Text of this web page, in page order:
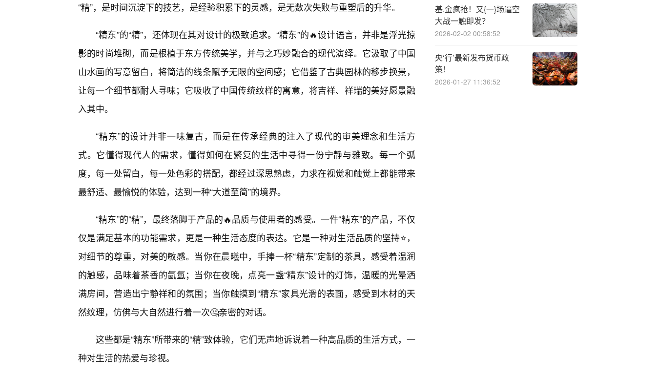
“精”，是时间沉淀下的技艺，是经验积累下的灵感，是无数次失败与重塑后的升华。
“精东”的“精”，还体现在其对设计的极致追求。“精东”的🔥设计语言，并非是浮光掠
影的时尚堆砌，而是根植于东方传统美学，并与之巧妙融合的现代演绎。它汲取了中国
山水画的写意留白，将简洁的线条赋予无限的空间感；它借鉴了古典园林的移步换景，
让每一个细节都耐人寻味；它吸收了中国传统纹样的寓意，将吉祥、祥瑞的美好愿景融
入其中。
“精东”的设计并非一味复古，而是在传承经典的注入了现代的审美理念和生活方
式。它懂得现代人的需求，懂得如何在繁复的生活中寻得一份宁静与雅致。每一个弧
度，每一处留白，每一处色彩的搭配，都经过深思熟虑，力求在视觉和触觉上都能带来
最舒适、最愉悦的体验，达到一种“大道至简”的境界。
“精东”的“精”，最终落脚于产品的🔥品质与使用者的感受。一件“精东”的产品，不仅
仅是满足基本的功能需求，更是一种生活态度的表达。它是一种对生活品质的坚持⭐，
对细节的尊重，对美的敏感。当你在晨曦中，手捧一杯“精东”定制的茶具，感受着温润
的触感，品味着茶香的氤氲；当你在夜晚，点亮一盏“精东”设计的灯饰，温暖的光晕洒
满房间，营造出宁静祥和的氛围；当你触摸到“精东”家具光滑的表面，感受到木材的天
然纹理，仿佛与大自然进行着一次🤔亲密的对话。
这些都是“精东”所带来的“精”致体验，它们无声地诉说着一种高品质的生活方式，一
种对生活的热爱与珍视。
基.金疯抢！又{一}场逼空
大战一触即发？
2026-02-02 00:58:52
央‘行’最新发布货币政
策！
2026-01-27 11:36:52